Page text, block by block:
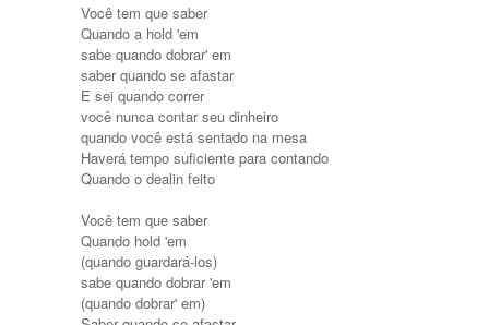
Você tem que saber
Quando a hold 'em
sabe quando dobrar' em
saber quando se afastar
E sei quando correr
você nunca contar seu dinheiro
quando você está sentado na mesa
Haverá tempo suficiente para contando
Quando o dealin feito
Você tem que saber
Quando hold 'em
(quando guardará-los)
sabe quando dobrar 'em
(quando dobrar' em)